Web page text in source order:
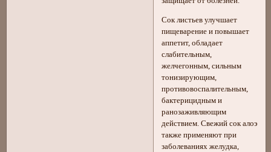
Сок листьев улучшает
пищеварение и повышает
аппетит, обладает
слабительным,
желчегонным, сильным
тонизирующим,
противовоспалительным,
бактерицидным и
ранозаживляющим
действием. Свежий сок алоэ
также применяют при
заболеваниях желудка,